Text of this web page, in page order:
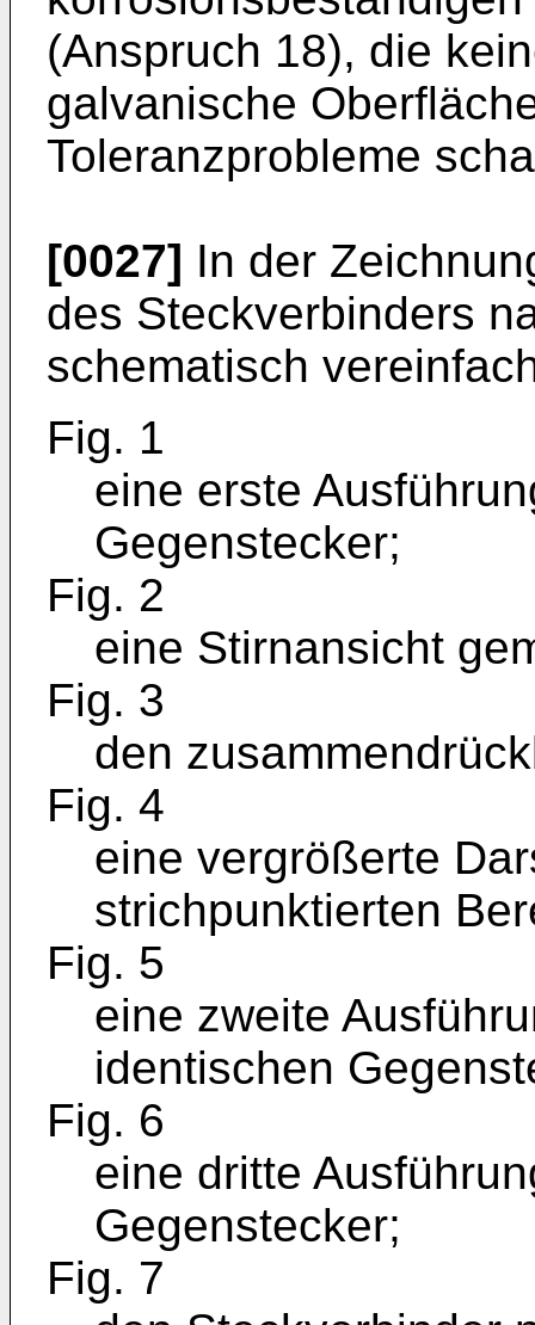
(Anspruch 18), die
galvanische
Toleranzprobleme
[0027] In der
des Steckverbinders
schematisch
Fig. 1
eine erste
Gegenstecker;
Fig. 2
eine Stirnansicht
Fig. 3
den
Fig. 4
eine vergrößerte
strichpunktierten
Fig. 5
eine zweite
identischen
Fig. 6
eine dritte
Gegenstecker;
Fig. 7